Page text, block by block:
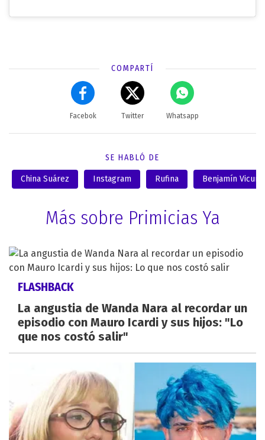
COMPARTÍ
Facebok Twitter Whatsapp
SE HABLÓ DE
China Suárez Instagram Rufina Benjamín Vicuña
Más sobre Primicias Ya
FLASHBACK
La angustia de Wanda Nara al recordar un
episodio con Mauro Icardi y sus hijos: "Lo
que nos costó salir"